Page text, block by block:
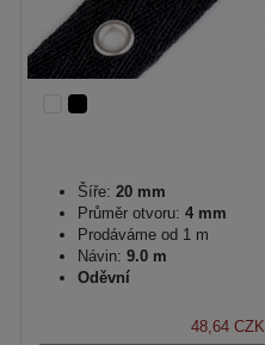
Šíře: 20 mm
Průměr otvoru: 4 mm
Prodáváme od 1 m
Návin: 9.0 m
Oděvní
48,64 CZK